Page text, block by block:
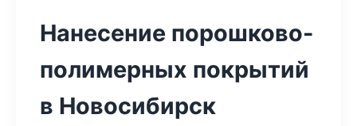
Нанесение порошково-
полимерных покрытий
в Новосибирск